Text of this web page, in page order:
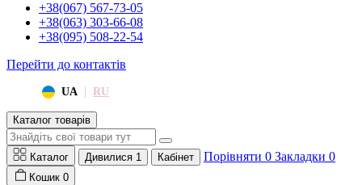
+38(067) 567-73-05
+38(063) 303-66-08
+38(095) 508-22-54
Перейти до контактів
UA | RU
Каталог товарів
Каталог Дивилися 1 Кабінет Порівняти 0 Закладки 0
Кошик 0